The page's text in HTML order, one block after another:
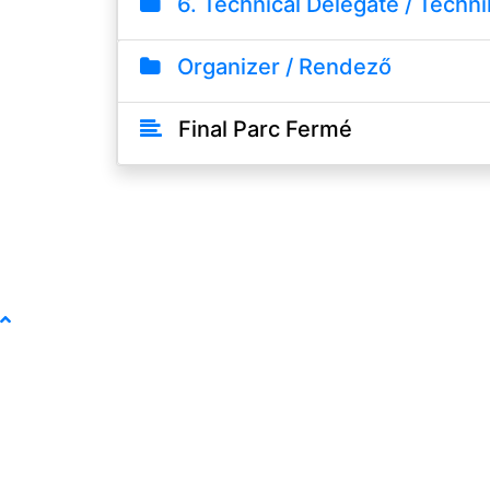
Organizer / Rendező
Final Parc Fermé